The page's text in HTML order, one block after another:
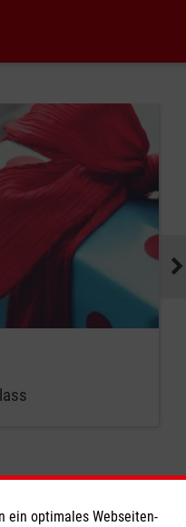
ein optimales Webseiten-